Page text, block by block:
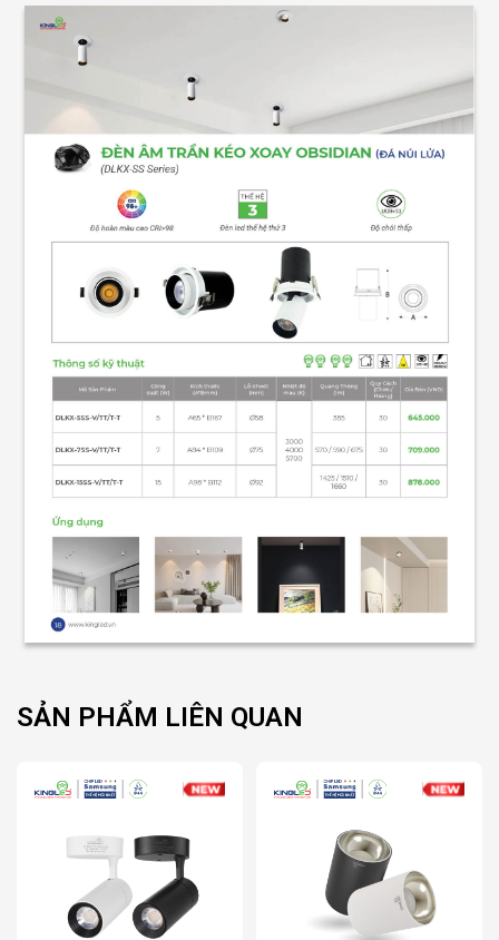
SẢN PHẨM LIÊN QUAN